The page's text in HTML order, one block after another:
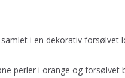
i en dekorativ forsølvet
perler i orange og forsølvet